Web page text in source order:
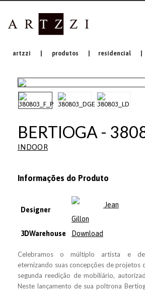
artzzi produtos residencial
BERTIOGA -
INDOOR
Informações do Produto
Designer
Jean
Gillon
3DWarehouse
Download
Celebramos o múltiplo artista e
eternizando suas concepções de projetos
segunda reedição de mobiliário,
Neste lançamento de sua poltrona